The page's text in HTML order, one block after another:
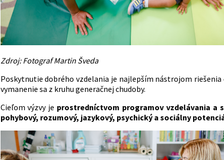
Zdroj: Fotograf Martin Šveda
Poskytnutie dobrého vzdelania je najlepším nástrojom
vymanenie sa z kruhu generačnej chudoby.
Cieľom výzvy je prostredníctvom programov vzdelávania
pohybový, rozumový, jazykový, psychický a sociálny